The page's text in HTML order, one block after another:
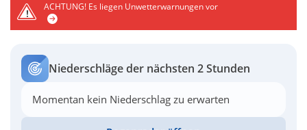
ACHTUNG!Es liegen Unwetterwarnungen vor
Niederschläge der nächsten 2 Stunden
Momentan kein Niederschlag zu erwarten